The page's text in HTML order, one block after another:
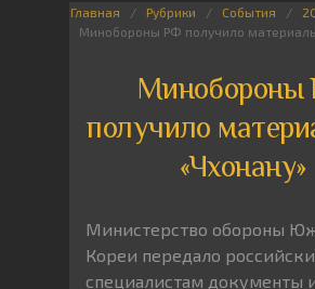
Главная Рубрики События
Минобороны РФ получило
Минобороны
получило
«Чхонану»
Министерство обороны
Кореи передало
специалистам документы